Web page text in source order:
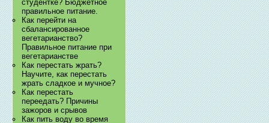
студентке? Бюджетное
правильное питание.
Как перейти на
сбалансированное
вегетарианство?
Правильное питание при
вегетарианстве
Как перестать жрать?
Научите, как перестать
жрать сладкое и мучное?
Как перестать
переедать? Причины
зажоров и срывов
Как пить воду во время